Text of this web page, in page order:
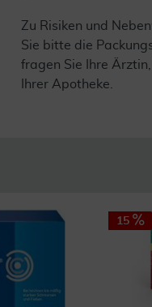
Zu Risiken und
Sie bitte die
fragen Sie Ihre
Ihrer Apotheke.
15